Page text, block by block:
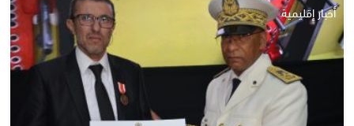
أخبار إقليمية